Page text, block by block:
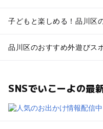
子どもと楽しめる！品川区
品川区のおすすめ外遊びス
SNSでいこーよの最